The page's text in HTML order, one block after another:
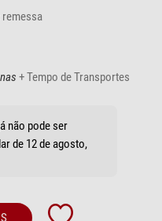
remessa
+ Tempo de Transportes
não pode ser
de 12 de agosto,